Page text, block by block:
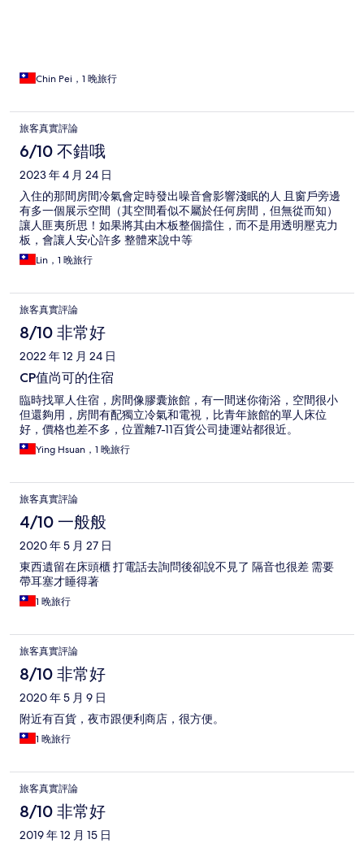
Chin Pei，1 晚旅行
旅客真實評論
6/10 不錯哦
2023 年 4 月 24 日
入住的那間房間冷氣會定時發出噪音會影響淺眠的人 且窗戶旁邊
有多一個展示空間（其空間看似不屬於任何房間，但無從而知）
讓人匪夷所思！如果將其由木板整個擋住，而不是用透明壓克力
板，會讓人安心許多 整體來說中等
Lin，1 晚旅行
旅客真實評論
8/10 非常好
2022 年 12 月 24 日
CP值尚可的住宿
臨時找單人住宿，房間像膠囊旅館，有一間迷你衛浴，空間很小
但還夠用，房間有配獨立冷氣和電視，比青年旅館的單人床位
好，價格也差不多，位置離7-11百貨公司捷運站都很近。
Ying Hsuan，1 晚旅行
旅客真實評論
4/10 一般般
2020 年 5 月 27 日
東西遺留在床頭櫃 打電話去詢問後卻說不見了 隔音也很差 需要
帶耳塞才睡得著
1 晚旅行
旅客真實評論
8/10 非常好
2020 年 5 月 9 日
附近有百貨，夜市跟便利商店，很方便。
1 晚旅行
旅客真實評論
8/10 非常好
2019 年 12 月 15 日